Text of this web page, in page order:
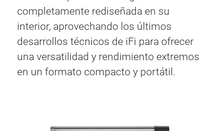
completamente rediseñada en su
interior, aprovechando los últimos
desarrollos técnicos de iFi para ofrecer
una versatilidad y rendimiento extremos
en un formato compacto y portátil.